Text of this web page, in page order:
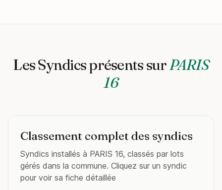
Les Syndics présents surPARIS
16
Classement complet des syndics
Syndics installés à PARIS 16, classés par lots
gérés dans la commune. Cliquez sur un syndic
pour voir sa fiche détaillée